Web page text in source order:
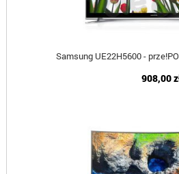
Samsung UE22H5600 -
908,00